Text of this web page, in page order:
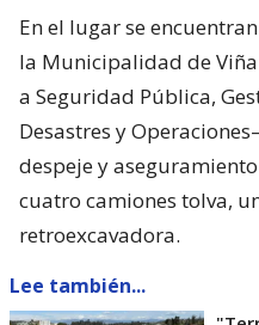
En el lugar se
la Municipalidad de
a Seguridad Pública,
Desastres y
despeje y
cuatro camiones tolva,
retroexcavadora.
Lee también...